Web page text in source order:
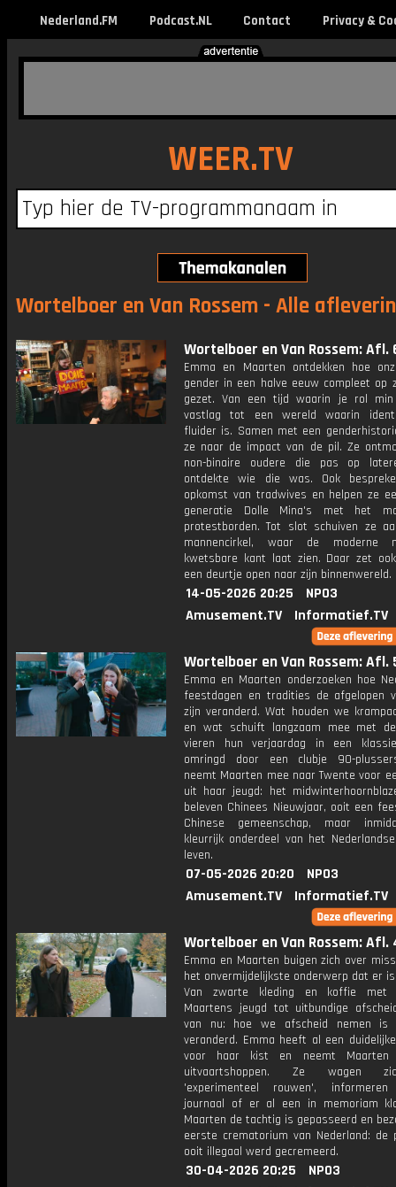
Nederland.FM Podcast.NL Contact Privacy &
WEER.TV
Wortelboer en Van Rossem - Alle
Wortelboer en Van Rossem: Afl.
Emma en Maarten ontdekken hoe
gender in een halve eeuw compleet op
gezet. Van een tijd waarin je rol
vastlag tot een wereld waarin
fluider is. Samen met een
ze naar de impact van de pil. Ze
non-binaire oudere die pas op
ontdekte wie die was. Ook
opkomst van tradwives en helpen ze
generatie Dolle Mina's met het
protestborden. Tot slot schuiven ze
mannencirkel, waar de moderne
kwetsbare kant laat zien. Daar zet
een deurtje open naar zijn binnenwereld.
14-05-2026 20:25
NPO3
Amusement.TV
Informatief.TV
Wortelboer en Van Rossem: Afl.
Emma en Maarten onderzoeken hoe
feestdagen en tradities de afgelopen
zijn veranderd. Wat houden we
en wat schuift langzaam mee met
vieren hun verjaardag in een
omringd door een clubje 90-
neemt Maarten mee naar Twente voor
uit haar jeugd: het
beleven Chinees Nieuwjaar, ooit een
Chinese gemeenschap, maar
kleurrijk onderdeel van het
leven.
07-05-2026 20:20
NPO3
Amusement.TV
Informatief.TV
Wortelboer en Van Rossem: Afl.
Emma en Maarten buigen zich over
het onvermijdelijkste onderwerp dat er
Van zwarte kleding en koffie met
Maartens jeugd tot uitbundige
van nu: hoe we afscheid nemen is
veranderd. Emma heeft al een
voor haar kist en neemt Maarten
uitvaartshoppen. Ze wagen
'experimenteel rouwen',
journaal of er al een in memoriam
Maarten de tachtig is gepasseerd en
eerste crematorium van Nederland: de
ooit illegaal werd gecremeerd.
30-04-2026 20:25
NPO3